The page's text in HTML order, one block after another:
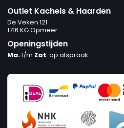
Outlet Kachels & Haarden
De Veken 121
1716 KG Opmeer
Openingstijden
Ma.t/m Zat. op afspraak